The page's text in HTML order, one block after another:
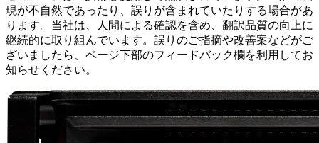
現が不自然であったり、誤りが含まれていたりする場合があ
ります。当社は、人間による確認を含め、翻訳品質の向上に
継続的に取り組んでいます。誤りのご指摘や改善案などがご
ざいましたら、ページ下部のフィードバック欄を利用してお
知らせください。